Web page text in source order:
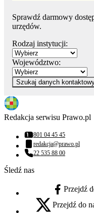
Sprawdź darmowy
urzędów.
Rodzaj instytucji:
Województwo:
Szukaj danych
Redakcja serwisu Prawo.pl
Numer telefonu:
801 04 45 45
Adres email:
redakcja@prawo.pl
Numer telefonu:
22 535 88 00
Śledź nas
facebook -
Przejdź
x - otwiera się w nowej
Przejdź do